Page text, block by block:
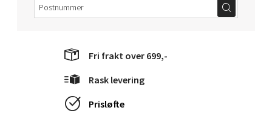
Fri frakt over 699,-
Rask levering
Prisløfte
Torget 1, 6413 Molde
0 i butikk